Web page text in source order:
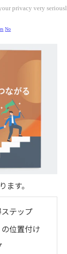
す。
テップ
位置付け
privacy very
No